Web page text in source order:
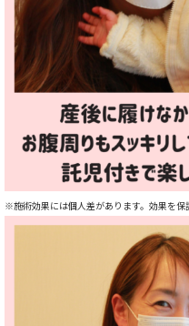
※施術効果には個人差があります。 効果を保